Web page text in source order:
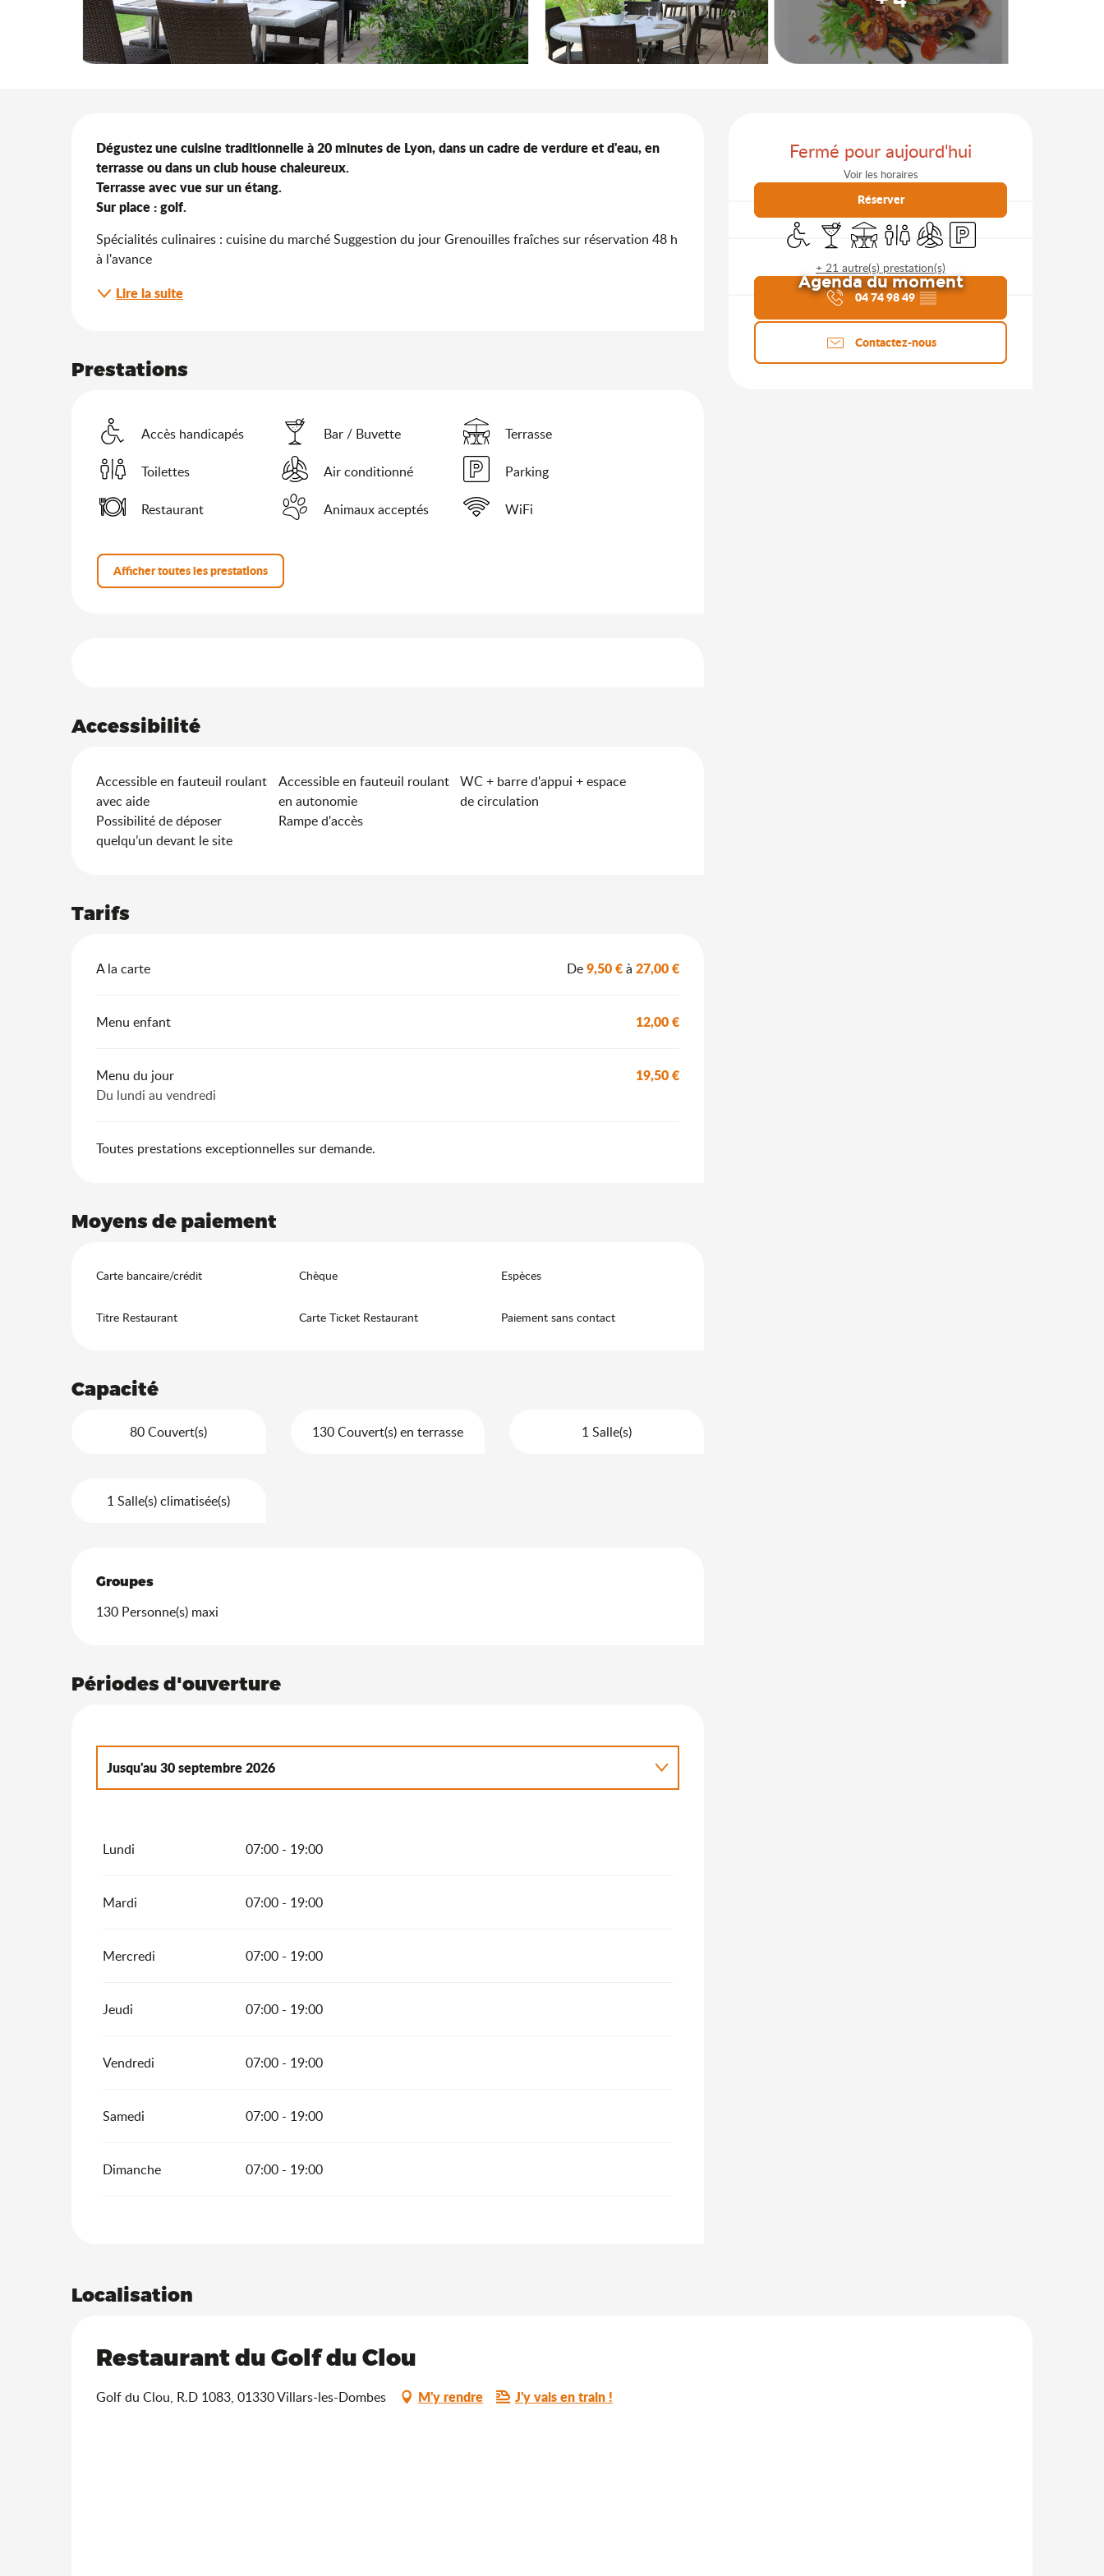
Fermé pour aujourd'hui
Voir les horaires
Réserver
Accès handicapés
Bar / Buvette
TerrasseToilettesAir conditionné
Parking
+ 21 autre(s) prestation(s)
Agenda du moment
04 74 98 49▒▒
Contactez-nous
Dégustez une cuisine traditionnelle à 20 minutes de Lyon, dans un cadre de verdure et d'eau, en
terrasse ou dans un club house chaleureux.
Terrasse avec vue sur un étang.
Sur place : golf.
Spécialités culinaires : cuisine du marché Suggestion du jour Grenouilles fraîches sur réservation 48 h
à l'avance
Lire la suite
Prestations
Accès handicapés Bar / Buvette Terrasse
Toilettes Air conditionné Parking
Restaurant Animaux acceptés WiFi
Afficher toutes les prestations
Accessibilité
Accessible en fauteuil roulant
avec aide
Accessible en fauteuil roulant
en autonomie
WC + barre d'appui + espace
de circulation
Possibilité de déposer
quelqu’un devant le site
Rampe d'accès
Tarifs
Tarifs 2026
A la carte De9,50 €à27,00 €
Menu enfant 12,00 €
Menu du jour
Du lundi au vendredi
19,50 €
Toutes prestations exceptionnelles sur demande.
Moyens de paiement
Carte bancaire/crédit Chèque Espèces
Titre Restaurant Carte Ticket Restaurant Paiement sans contact
Capacité
80 Couvert(s) 130 Couvert(s) en terrasse 1 Salle(s)
1 Salle(s) climatisée(s)
Groupes
Groupes
130 Personne(s) maxi
Périodes d'ouverture
Jusqu'au30 septembre 2026
Lundi 07:00 - 19:00
Mardi 07:00 - 19:00
Mercredi 07:00 - 19:00
Jeudi 07:00 - 19:00
Vendredi 07:00 - 19:00
Samedi 07:00 - 19:00
Dimanche 07:00 - 19:00
Localisation
Restaurant du Golf du Clou
Golf du Clou, R.D 1083, 01330 Villars-les-Dombes M'y rendre J'y vais en train !